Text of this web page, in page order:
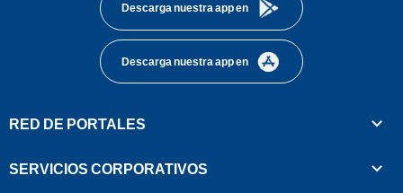
Descarga nuestra app en
Descarga nuestra app en
RED DE PORTALES
SERVICIOS CORPORATIVOS